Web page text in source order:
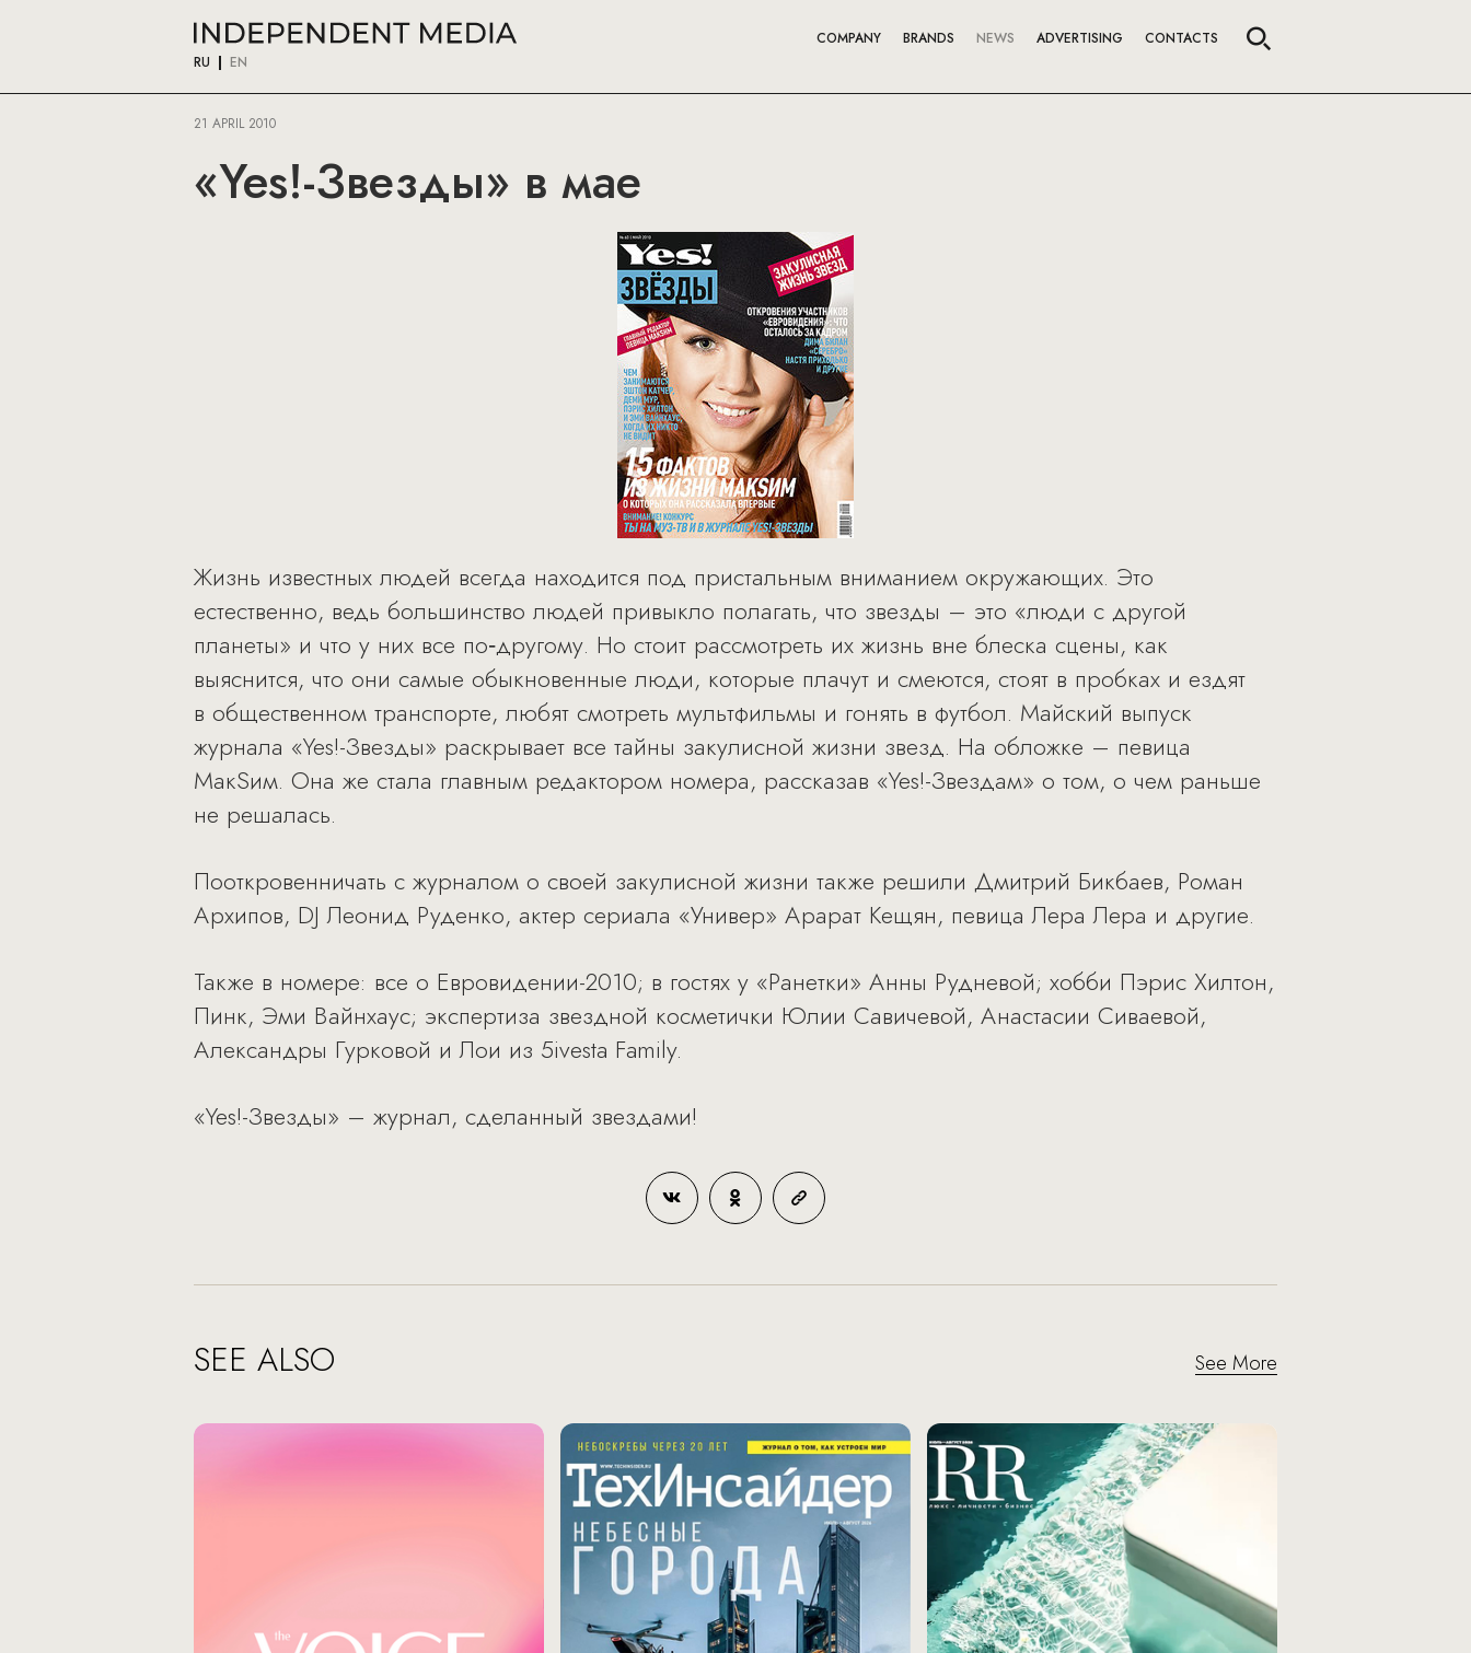
RU EN
COMPANY BRANDS NEWS ADVERTISING CONTACTS
21 APRIL 2010
«Yes!-Звезды» в мае
Жизнь известных людей всегда находится под пристальным вниманием окружающих. Это
естественно, ведь большинство людей привыкло полагать, что звезды – это «люди с другой
планеты» и что у них все по‑другому. Но стоит рассмотреть их жизнь вне блеска сцены, как
выяснится, что они самые обыкновенные люди, которые плачут и смеются, стоят в пробках и ездят
в общественном транспорте, любят смотреть мультфильмы и гонять в футбол. Майский выпуск
журнала «Yes!-Звезды» раскрывает все тайны закулисной жизни звезд. На обложке – певица
МакSим. Она же стала главным редактором номера, рассказав «Yes!-Звездам» о том, о чем раньше
не решалась.
Пооткровенничать с журналом о своей закулисной жизни также решили Дмитрий Бикбаев, Роман
Архипов, DJ Леонид Руденко, актер сериала «Универ» Арарат Кещян, певица Лера Лера и другие.
Также в номере: все о Евровидении-2010; в гостях у «Ранетки» Анны Рудневой; хобби Пэрис Хилтон,
Пинк, Эми Вайнхаус; экспертиза звездной косметички Юлии Савичевой, Анастасии Сиваевой,
Александры Гурковой и Лои из 5ivesta Family.
«Yes!-Звезды» – журнал, сделанный звездами!
SEE ALSO See More